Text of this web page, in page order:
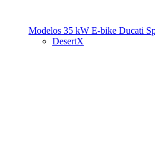
Modelos 35 kW E-bike Ducati
DesertX